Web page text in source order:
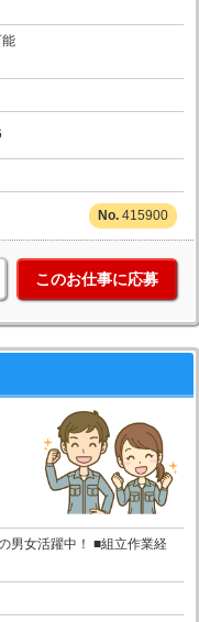
415900
このお仕事に応募
男女活躍中！ ■組立作業経